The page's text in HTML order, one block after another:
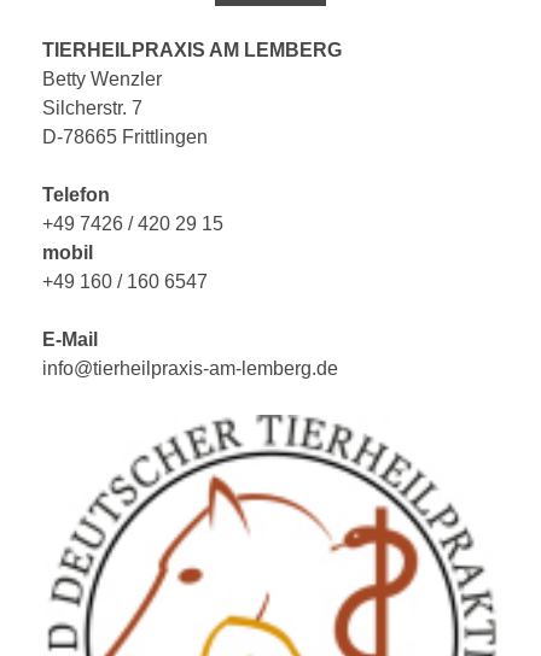
TIERHEILPRAXIS AM LEMBERG
Betty Wenzler
Silcherstr. 7
D-78665 Frittlingen
Telefon
+49 7426 / 420 29 15
mobil
+49 160 / 160 6547
E-Mail
info@tierheilpraxis-am-lemberg.de